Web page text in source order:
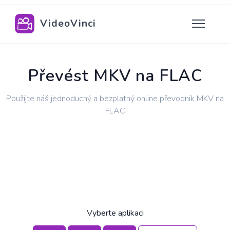
VideoVinci
Převést MKV na FLAC
Použijte náš jednoduchý a bezplatný online převodník MKV na
FLAC
Vyberte aplikaci